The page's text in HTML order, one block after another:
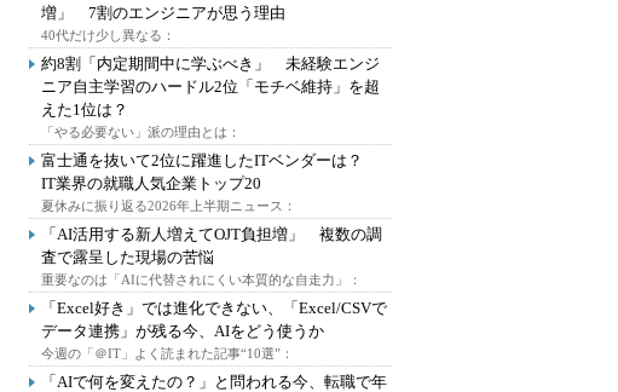
増」 7割のエンジニアが思う理由
40代だけ少し異なる：
約8割「内定期間中に学ぶべき」 未経験エンジ
ニア自主学習のハードル2位「モチベ維持」を超
えた1位は？
「やる必要ない」派の理由とは：
富士通を抜いて2位に躍進したITベンダーは？
IT業界の就職人気企業トップ20
夏休みに振り返る2026年上半期ニュース：
「AI活用する新人増えてOJT負担増」 複数の調
査で露呈した現場の苦悩
重要なのは「AIに代替されにくい本質的な自走力」：
「Excel好き」では進化できない、「Excel/CSVで
データ連携」が残る今、AIをどう使うか
今週の「＠IT」よく読まれた記事“10選”：
「AIで何を変えたの？」と問われる今、転職で年